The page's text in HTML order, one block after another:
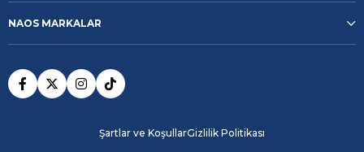
NAOS MARKALAR
Şartlar ve KoşullarGizlilik Politikası